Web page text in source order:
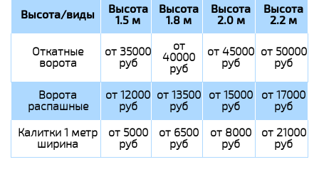
Высота/виды Высота
1.5 м
Высота
1.8 м
Высота
2.0 м
Высота
2.2 м
Откатные
ворота
от 35000
руб
от
40000
руб
от 45000
руб
от 50000
руб
Ворота
распашные
от 12000
руб
от 13500
руб
от 15000
руб
от 17000
руб
Калитки 1 метр
ширина
от 5000
руб
от 6500
руб
от 8000
руб
от 21000
руб